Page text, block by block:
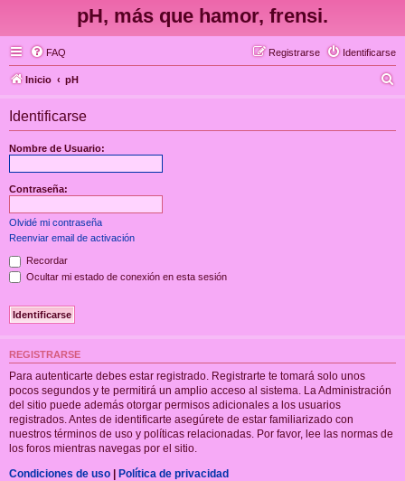
pH, más que hamor, frensi.
FAQ Identificarse
Registrarse
Inicio pH
Identificarse
Nombre de Usuario:
Contraseña:
Olvidé mi contraseña
Reenviar email de activación
Recordar
Ocultar mi estado de conexión en esta sesión
REGISTRARSE
Para autenticarte debes estar registrado. Registrarte te tomará solo unos
pocos segundos y te permitirá un amplio acceso al sistema. La Administración
del sitio puede además otorgar permisos adicionales a los usuarios
registrados. Antes de identificarte asegúrete de estar familiarizado con
nuestros términos de uso y políticas relacionadas. Por favor, lee las normas de
los foros mientras navegas por el sitio.
Condiciones de uso | Política de privacidad